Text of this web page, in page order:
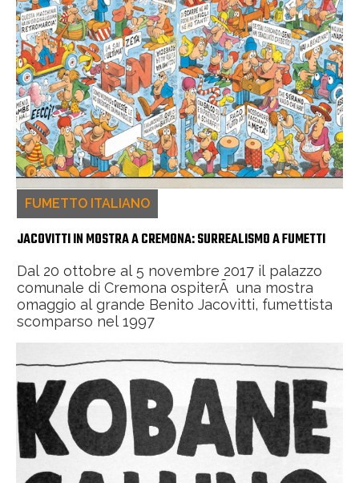
FUMETTO ITALIANO
JACOVITTI IN MOSTRA A CREMONA: SURREALISMO A FUMETTI
Dal 20 ottobre al 5 novembre 2017 il palazzo
comunale di Cremona ospiterÃ una mostra
omaggio al grande Benito Jacovitti, fumettista
scomparso nel 1997